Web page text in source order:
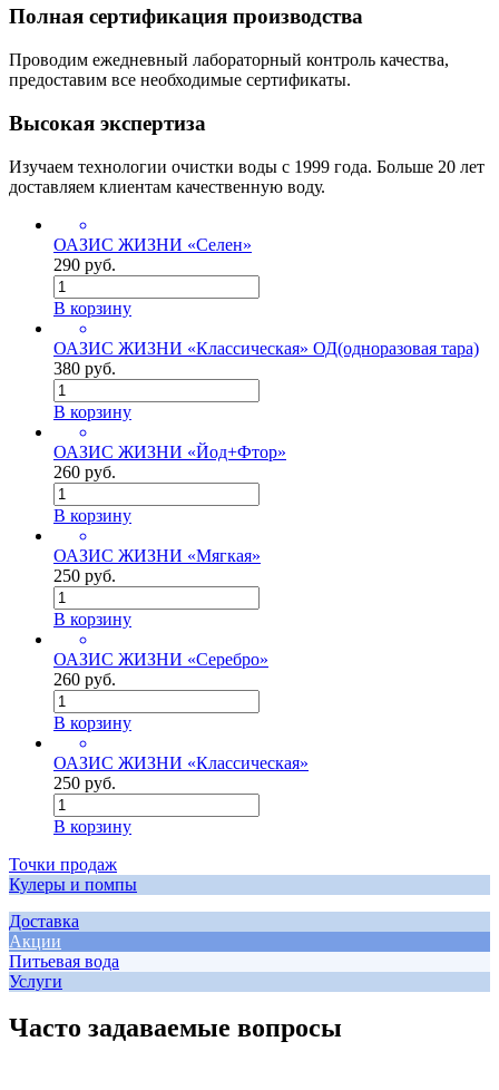
Полная сертификация производства
Проводим ежедневный лабораторный контроль качества,
предоставим все необходимые сертификаты.
Высокая экспертиза
Изучаем технологии очистки воды с 1999 года. Больше 20 лет
доставляем клиентам качественную воду.
ОАЗИС ЖИЗНИ «Селен»
290 руб.
В корзину
ОАЗИС ЖИЗНИ «Классическая» ОД(одноразовая тара)
380 руб.
В корзину
ОАЗИС ЖИЗНИ «Йод+Фтор»
260 руб.
В корзину
ОАЗИС ЖИЗНИ «Мягкая»
250 руб.
В корзину
ОАЗИС ЖИЗНИ «Серебро»
260 руб.
В корзину
ОАЗИС ЖИЗНИ «Классическая»
250 руб.
В корзину
Точки продаж
Кулеры и помпы
Доставка
Акции
Питьевая вода
Услуги
Часто задаваемые вопросы